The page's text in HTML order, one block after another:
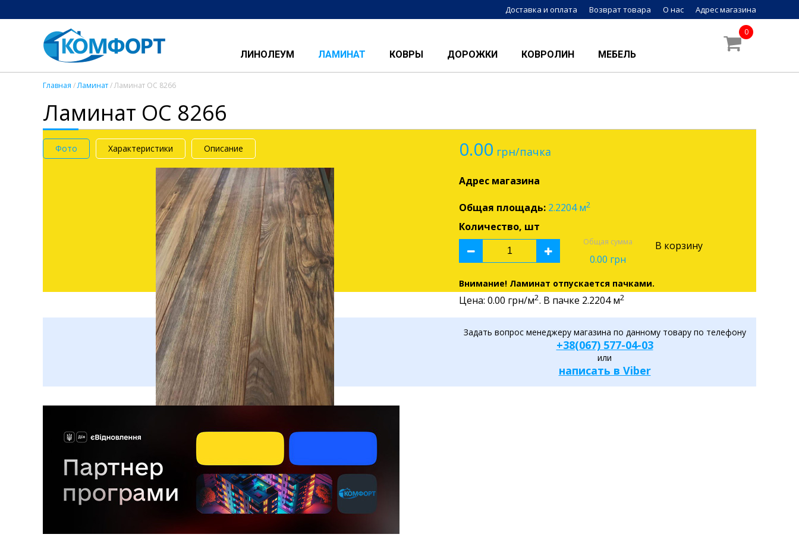
Доставка и оплата Возврат товара О нас Адрес магазина
ЛИНОЛЕУМ ЛАМИНАТ КОВРЫ ДОРОЖКИ КОВРОЛИН МЕБЕЛЬ
0
Главная /Ламинат/ Ламинат OC 8266
Ламинат OC 8266
Фото Характеристики Описание 0.00 грн/пачка
Адрес магазина
Общая площадь: 2.2204м2
Количество, шт
Общая сумма
0.00 грн
В корзину
Внимание! Ламинат отпускается пачками.
Цена: 0.00 грн/м2. В пачке 2.2204 м2
Задать вопрос менеджеру магазина по данному товару по телефону
+38(067) 577-04-03
или
написать в Viber